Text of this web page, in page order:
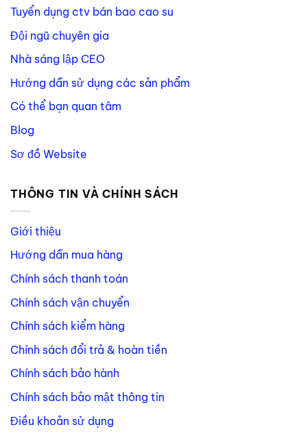
Tuyển dụng ctv bán bao cao su
Đội ngũ chuyên gia
Nhà sáng lập CEO
Hướng dẫn sử dụng các sản phẩm
Có thể bạn quan tâm
Blog
Sơ đồ Website
THÔNG TIN VÀ CHÍNH SÁCH
Giới thiệu
Hướng dẫn mua hàng
Chính sách thanh toán
Chính sách vận chuyển
Chính sách kiểm hàng
Chính sách đổi trả & hoàn tiền
Chính sách bảo hành
Chính sách bảo mật thông tin
Điều khoản sử dụng